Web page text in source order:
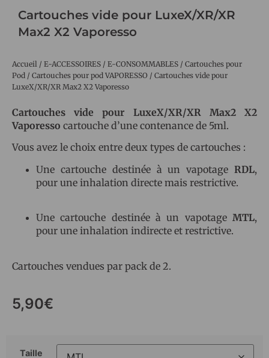
Cartouches vide pour LuxeX/XR/XR
Max2 X2 Vaporesso
Accueil / E-ACCESSOIRES / E-CONSOMMABLES / Cartouches pour
Pod / Cartouches pour pod VAPORESSO / Cartouches vide pour
LuxeX/XR/XR Max2 X2 Vaporesso
Cartouches vide pour LuxeX/XR/XR Max2 X2
Vaporesso cartouche d’une contenance de 5ml.
Vous avez le choix entre deux types de cartouches :
Une cartouche destinée à un vapotage RDL,
pour une inhalation directe mais restrictive.
Une cartouche destinée à un vapotageMTL,
pour une inhalation indirecte et restrictive.
Cartouches vendues par pack de 2.
5,90€
Taille